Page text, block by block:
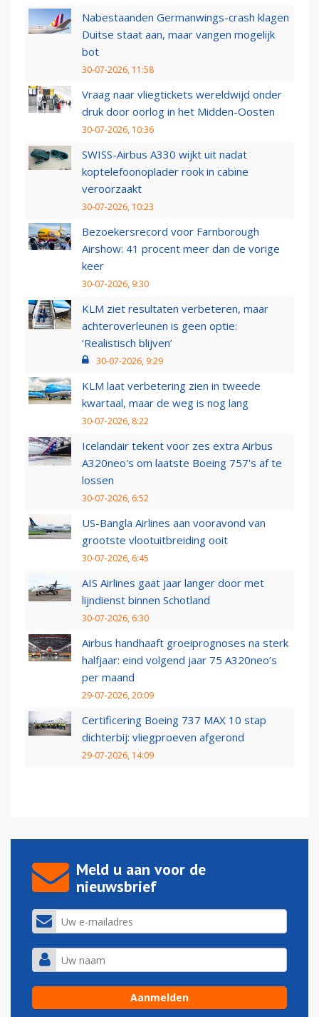
Nabestaanden Germanwings-crash klagen
Duitse staat aan, maar vangen mogelijk
bot
30-07-2026, 11:58
Vraag naar vliegtickets wereldwijd onder
druk door oorlog in het Midden-Oosten
30-07-2026, 10:36
SWISS-Airbus A330 wijkt uit nadat
koptelefoonoplader rook in cabine
veroorzaakt
30-07-2026, 10:23
Bezoekersrecord voor Farnborough
Airshow: 41 procent meer dan de vorige
keer
30-07-2026, 9:30
KLM ziet resultaten verbeteren, maar
achteroverleunen is geen optie:
‘Realistisch blijven’
30-07-2026, 9:29
KLM laat verbetering zien in tweede
kwartaal, maar de weg is nog lang
30-07-2026, 8:22
Icelandair tekent voor zes extra Airbus
A320neo's om laatste Boeing 757's af te
lossen
30-07-2026, 6:52
US-Bangla Airlines aan vooravond van
grootste vlootuitbreiding ooit
30-07-2026, 6:45
AIS Airlines gaat jaar langer door met
lijndienst binnen Schotland
30-07-2026, 6:30
Airbus handhaaft groeiprognoses na sterk
halfjaar: eind volgend jaar 75 A320neo’s
per maand
29-07-2026, 20:09
Certificering Boeing 737 MAX 10 stap
dichterbij: vliegproeven afgerond
29-07-2026, 14:09
Meld u aan voor de
nieuwsbrief